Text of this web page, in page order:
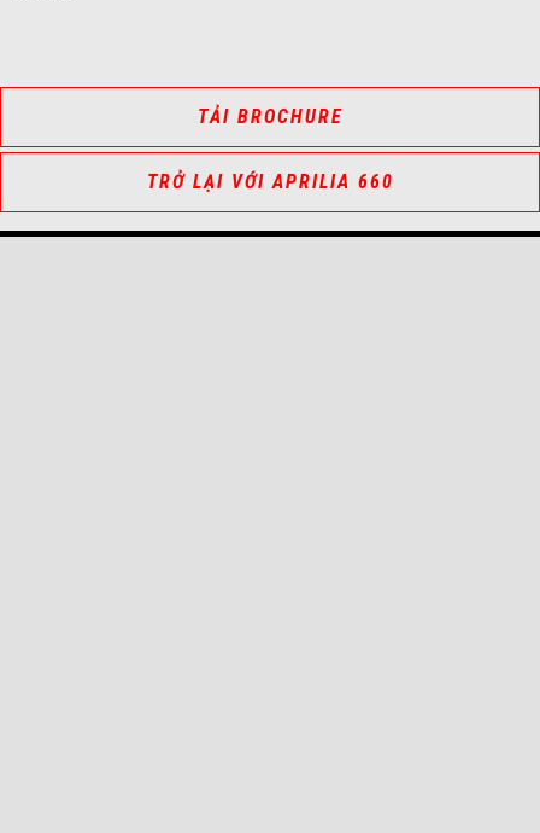
TẢI BROCHURE
TRỞ LẠI VỚI APRILIA 660